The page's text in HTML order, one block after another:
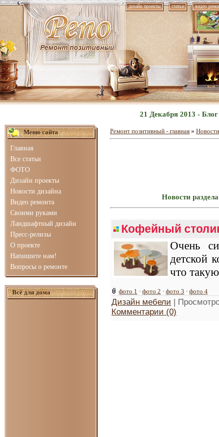
дизайн проекты статьи видео
21 Декабря 2013 -
Меню сайта
Главная
Все статьи
ФОТО
Дизайн проекты
Новости дизайна
Видео ремонта
Своими руками
Ландшафтный дизайн
Пресс-релизы
О проекте
Напишите нам!
Вопросы о ремонте
Всё для дома
Ремонт позитивный - главная »
Новости
Кофейный
Очень
детской
что
фото 1 · фото 2 · фото 3 · фото 4
Дизайн мебели |
Комментарии (0)